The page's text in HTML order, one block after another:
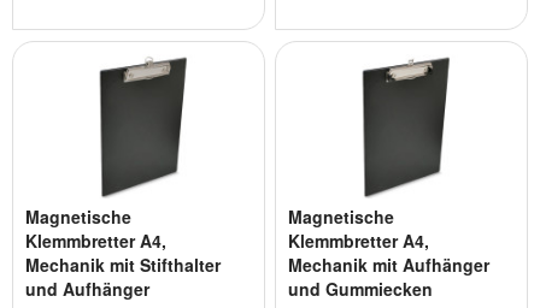
Magnetische
Klemmbretter A4,
Mechanik mit Stifthalter
und Aufhänger
Magnetische
Klemmbretter A4,
Mechanik mit Aufhänger
und Gummiecken